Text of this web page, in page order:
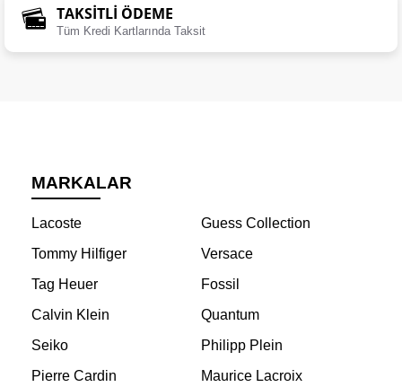
TAKSİTLİ ÖDEME
Tüm Kredi Kartlarında Taksit
MARKALAR
Lacoste
Guess Collection
Tommy Hilfiger
Versace
Tag Heuer
Fossil
Calvin Klein
Quantum
Seiko
Philipp Plein
Pierre Cardin
Maurice Lacroix